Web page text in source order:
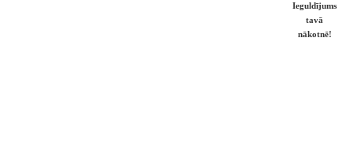
Ieguldījums
tavā
nākotnē!